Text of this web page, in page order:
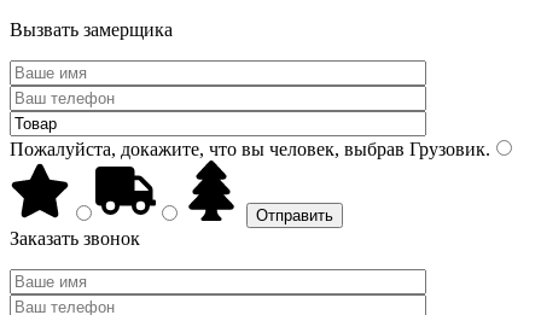
Вызвать замерщика
Пожалуйста, докажите, что вы человек, выбрав Грузовик.
Заказать звонок